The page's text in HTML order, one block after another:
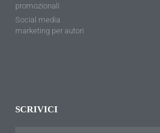
promozionali
Social media
marketing per autori
SCRIVICI